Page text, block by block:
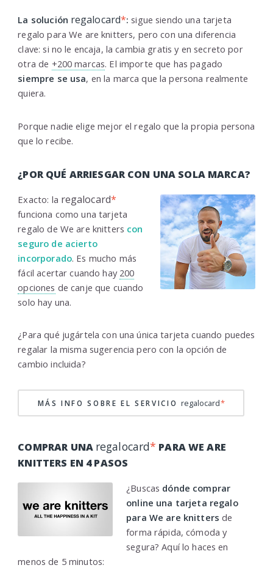
La solución regalocard*: sigue siendo una tarjeta
regalo para We are knitters, pero con una diferencia
clave: si no le encaja, la cambia gratis y en secreto por
otra de +200 marcas. El importe que has pagado
siempre se usa, en la marca que la persona realmente
quiera.
Porque nadie elige mejor el regalo que la propia persona
que lo recibe.
¿POR QUÉ ARRIESGAR CON UNA SOLA MARCA?
Exacto: la regalocard*
funciona como una tarjeta
regalo de We are knitters con
seguro de acierto
incorporado. Es mucho más
fácil acertar cuando hay 200
opciones de canje que cuando
solo hay una.
¿Para qué jugártela con una única tarjeta cuando puedes
regalar la misma sugerencia pero con la opción de
cambio incluida?
MÁS INFO SOBRE EL SERVICIO regalocard*
COMPRAR UNA regalocard* PARA WE ARE
KNITTERS EN 4 PASOS
¿Buscas dónde comprar
online una tarjeta regalo
para We are knitters de
forma rápida, cómoda y
segura? Aquí lo haces en
menos de 5 minutos: